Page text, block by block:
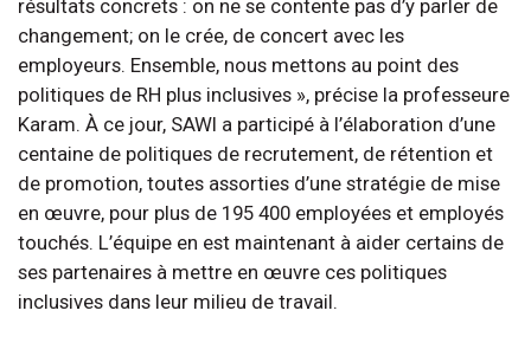
résultats concrets : on ne se contente pas d’y parler de
changement; on le crée, de concert avec les
employeurs. Ensemble, nous mettons au point des
politiques de RH plus inclusives », précise la professeure
Karam. À ce jour, SAWI a participé à l’élaboration d’une
centaine de politiques de recrutement, de rétention et
de promotion, toutes assorties d’une stratégie de mise
en œuvre, pour plus de 195 400 employées et employés
touchés. L’équipe en est maintenant à aider certains de
ses partenaires à mettre en œuvre ces politiques
inclusives dans leur milieu de travail.